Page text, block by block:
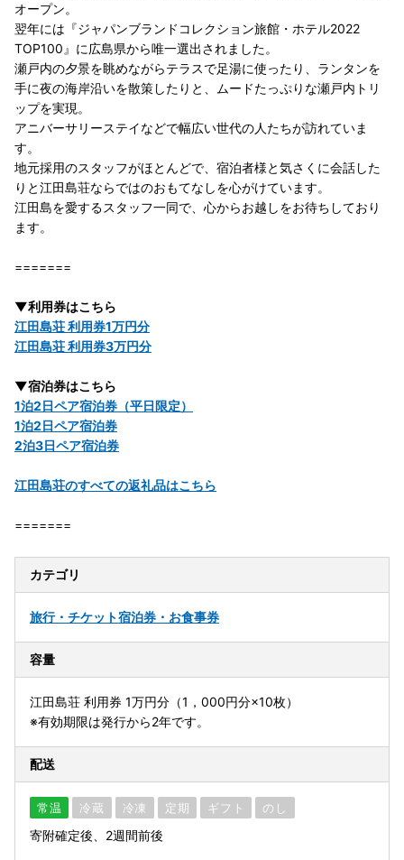
オープン。
翌年には『ジャパンブランドコレクション旅館・ホテル2022
TOP100』に広島県から唯一選出されました。
瀬戸内の夕景を眺めながらテラスで足湯に使ったり、ランタンを
手に夜の海岸沿いを散策したりと、ムードたっぷりな瀬戸内トリ
ップを実現。
アニバーサリーステイなどで幅広い世代の人たちが訪れていま
す。
地元採用のスタッフがほとんどで、宿泊者様と気さくに会話した
りと江田島荘ならではのおもてなしを心がけています。
江田島を愛するスタッフ一同で、心からお越しをお待ちしており
ます。
=======
▼利用券はこちら
江田島荘 利用券1万円分
江田島荘 利用券3万円分
▼宿泊券はこちら
1泊2日ペア宿泊券（平日限定）
1泊2日ペア宿泊券
2泊3日ペア宿泊券
江田島荘のすべての返礼品はこちら
=======
カテゴリ
旅行・チケット宿泊券・お食事券
容量
江田島荘 利用券 1万円分（1，000円分×10枚）
※有効期限は発行から2年です。
配送
常温 冷蔵 冷凍 定期 ギフト のし
寄附確定後、2週間前後